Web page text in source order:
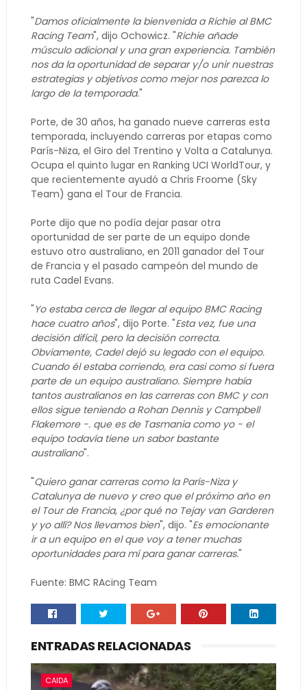
"Damos oficialmente la bienvenida a Richie al BMC
Racing Team", dijo Ochowicz. "Richie añade
músculo adicional y una gran experiencia. También
nos da la oportunidad de separar y/o unir nuestras
estrategias y objetivos como mejor nos parezca lo
largo de la temporada."
Porte, de 30 años, ha ganado nueve carreras esta
temporada, incluyendo carreras por etapas como
París-Niza, el Giro del Trentino y Volta a Catalunya.
Ocupa el quinto lugar en Ranking UCI WorldTour, y
que recientemente ayudó a Chris Froome (Sky
Team) gana el Tour de Francia.
Porte dijo que no podía dejar pasar otra
oportunidad de ser parte de un equipo donde
estuvo otro australiano, en 2011 ganador del Tour
de Francia y el pasado campeón del mundo de
ruta Cadel Evans.
"Yo estaba cerca de llegar al equipo BMC Racing
hace cuatro años", dijo Porte. "Esta vez, fue una
decisión difícil, pero la decisión correcta.
Obviamente, Cadel dejó su legado con el equipo.
Cuando él estaba corriendo, era casi como si fuera
parte de un equipo australiano. Siempre había
tantos australianos en las carreras con BMC y con
ellos sigue teniendo a Rohan Dennis y Campbell
Flakemore -. que es de Tasmania como yo - el
equipo todavía tiene un sabor bastante
australiano".
"Quiero ganar carreras como la París-Niza y
Catalunya de nuevo y creo que el próximo año en
el Tour de Francia, ¿por qué no Tejay van Garderen
y yo allí? Nos llevamos bien", dijo. "Es emocionante
ir a un equipo en el que voy a tener muchas
oportunidades para mí para ganar carreras."
Fuente: BMC RAcing Team
ENTRADAS RELACIONADAS
CAIDA